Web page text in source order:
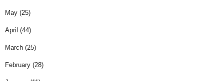
May (25)
April (44)
March (25)
February (28)